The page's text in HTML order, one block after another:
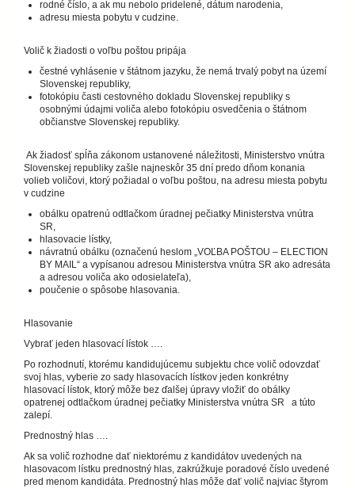
rodné číslo, a ak mu nebolo pridelené, dátum narodenia,
adresu miesta pobytu v cudzine.
Volič k žiadosti o voľbu poštou pripája
čestné vyhlásenie v štátnom jazyku, že nemá trvalý pobyt na území
Slovenskej republiky,
fotokópiu časti cestovného dokladu Slovenskej republiky s
osobnými údajmi voliča alebo fotokópiu osvedčenia o štátnom
občianstve Slovenskej republiky.
Ak žiadosť spĺňa zákonom ustanovené náležitosti, Ministerstvo vnútra
Slovenskej republiky zašle najneskôr 35 dní predo dňom konania
volieb voličovi, ktorý požiadal o voľbu poštou, na adresu miesta pobytu
v cudzine
obálku opatrenú odtlačkom úradnej pečiatky Ministerstva vnútra
SR,
hlasovacie lístky,
návratnú obálku (označenú heslom „VOĽBA POŠTOU – ELECTION
BY MAIL“ a vypísanou adresou Ministerstva vnútra SR ako adresáta
a adresou voliča ako odosielateľa),
poučenie o spôsobe hlasovania.
Hlasovanie
Vybrať jeden hlasovací lístok ….
Po rozhodnutí, ktorému kandidujúcemu subjektu chce volič odovzdať
svoj hlas, vyberie zo sady hlasovacích lístkov jeden konkrétny
hlasovací lístok, ktorý môže bez ďalšej úpravy vložiť do obálky
opatrenej odtlačkom úradnej pečiatky Ministerstva vnútra SR a túto
zalepí.
Prednostný hlas ….
Ak sa volič rozhodne dať niektorému z kandidátov uvedených na
hlasovacom lístku prednostný hlas, zakrúžkuje poradové číslo uvedené
pred menom kandidáta. Prednostný hlas môže dať volič najviac štyrom